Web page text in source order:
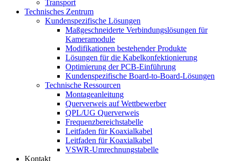
Transport
Technisches Zentrum
Kundenspezifische Lösungen
Maßgeschneiderte Verbindungslösungen für
Kameramodule
Modifikationen bestehender Produkte
Lösungen für die Kabelkonfektionierung
Optimierung der PCB-Einführung
Kundenspezifische Board-to-Board-Lösungen
Technische Ressourcen
Montageanleitung
Querverweis auf Wettbewerber
QPL/UG Querverweis
Frequenzbereichstabelle
Leitfaden für Koaxialkabel
Leitfaden für Koaxialkabel
VSWR-Umrechnungstabelle
Kontakt